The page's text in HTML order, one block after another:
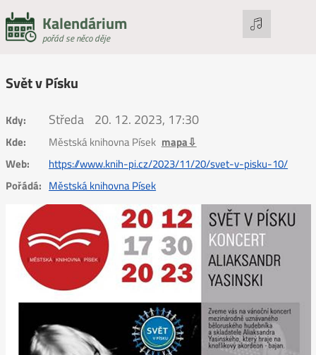
Kalendárium
pořád se něco děje
Svět v Písku
Kdy: Středa 20. 12. 2023, 17:30
Kde: Městská knihovna Písek mapa⇩
Web:
https://www.knih-pi.cz/2023/11/20/svet-v-pisku-10/
Pořádá: Městská knihovna Písek